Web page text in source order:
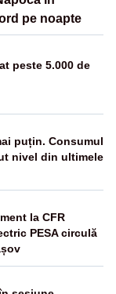
pe noapte
peste 5.000 de
puțin. Consumul
nivel din ultimele
la CFR
PESA circulă